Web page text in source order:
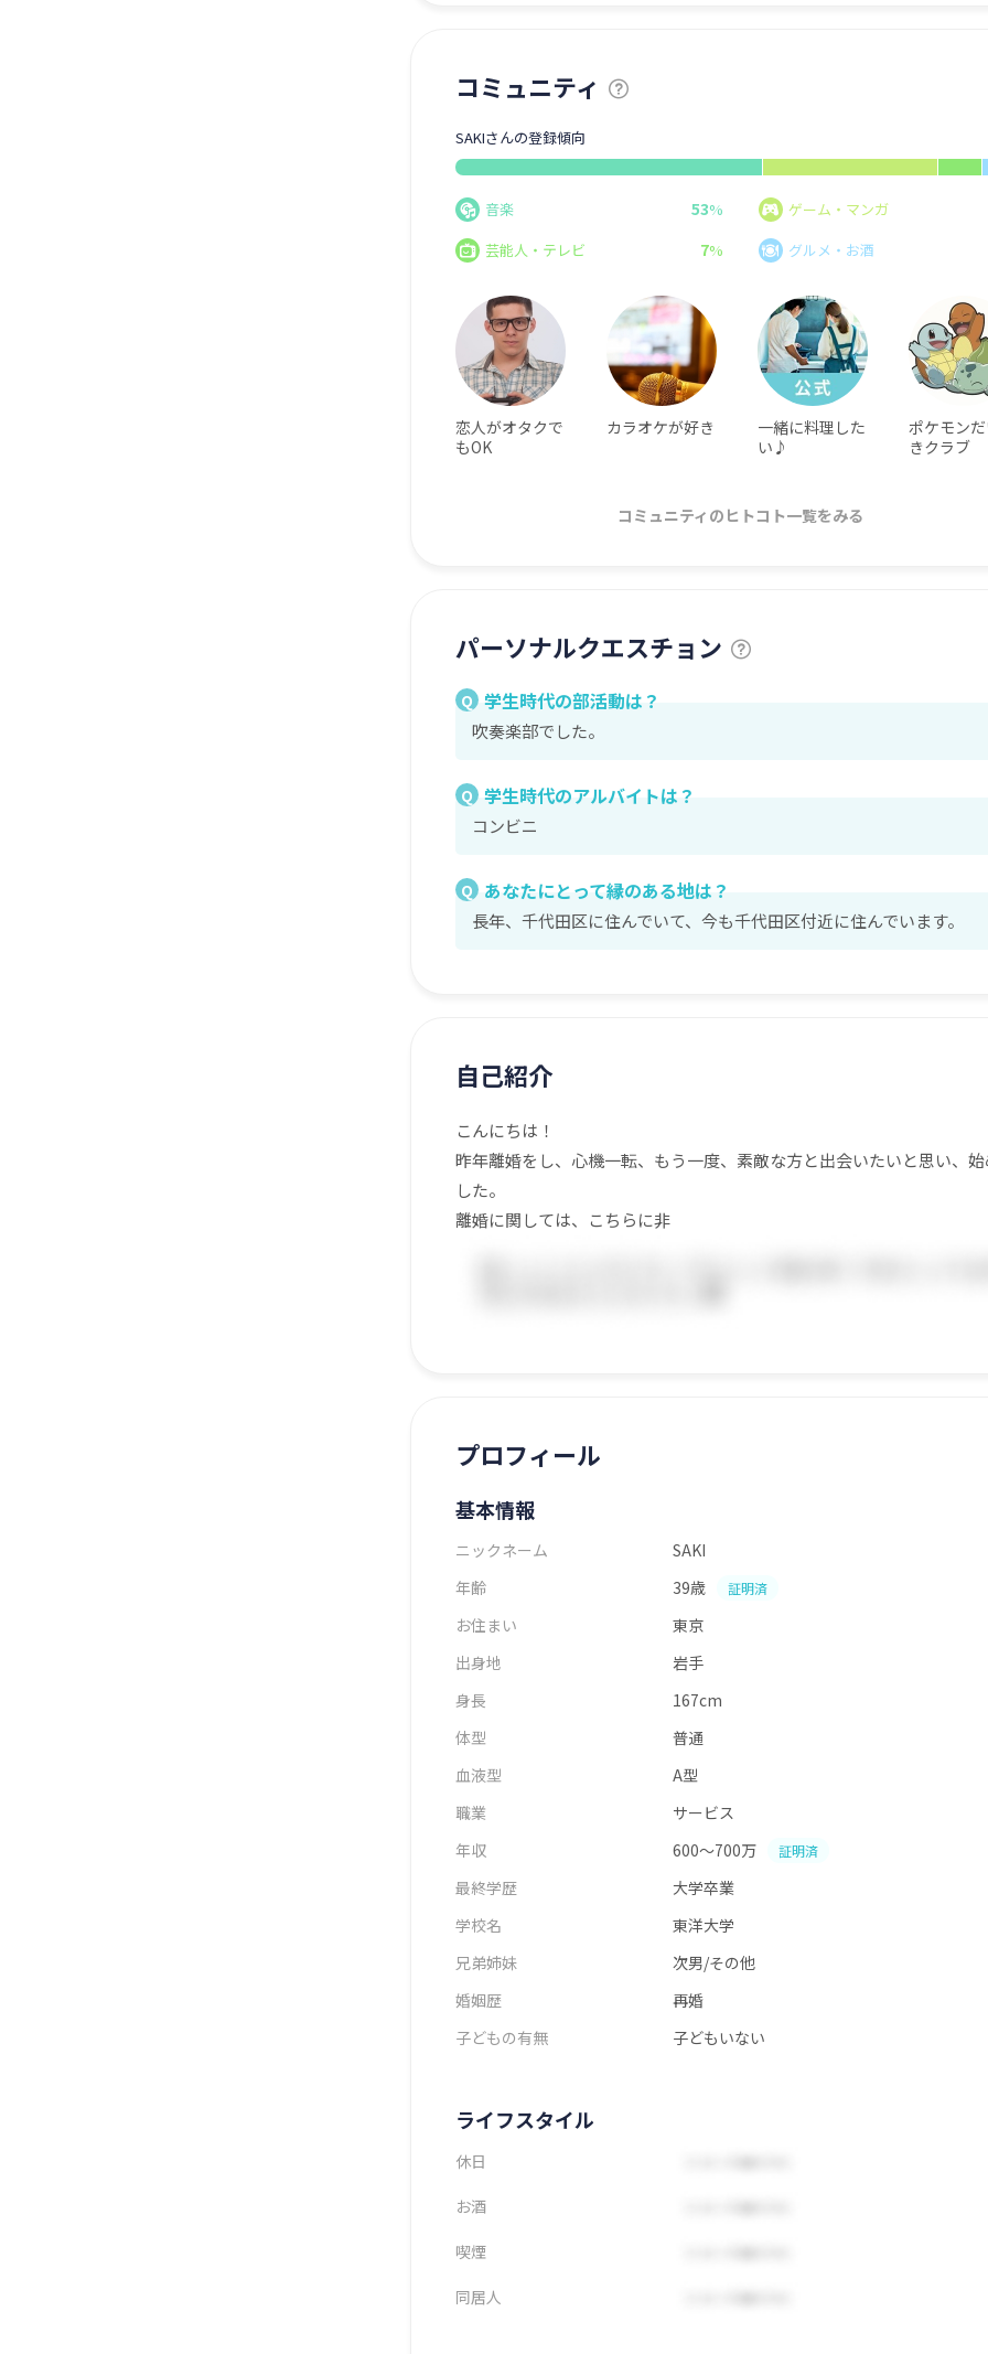
コミュニティ
SAKIさんの登録傾向
音楽 53%
ゲーム・マンガ
芸能人・テレビ
7% グルメ・お酒
恋人がオタクで
もOK
カラオケが好き
一緒に料理した
い♪
ポケモン
きクラブ
コミュニティのヒトコト一覧をみる
パーソナルクエスチョン
Q 学生時代の部活動は？
吹奏楽部でした。
Q 学生時代のアルバイトは？
コンビニ
Q あなたにとって縁のある地は？
長年、千代田区に住んでいて、今も千代田区付近に住んでいます。
自己紹介
こんにちは！
昨年離婚をし、心機一転、もう一度、素敵な方と出会いたいと思い、
した。
離婚に関しては、こちらに非
プロフィール
基本情報
ニックネーム
SAKI
年齢
39歳 証明済
お住まい
東京
出身地
岩手
身長
167cm
体型
普通
血液型
A型
職業
サービス
年収
600～700万 証明済
最終学歴
大学卒業
学校名
東洋大学
兄弟姉妹
次男/その他
婚姻歴
再婚
子どもの有無
子どもいない
ライフスタイル
休日
お酒
喫煙
同居人